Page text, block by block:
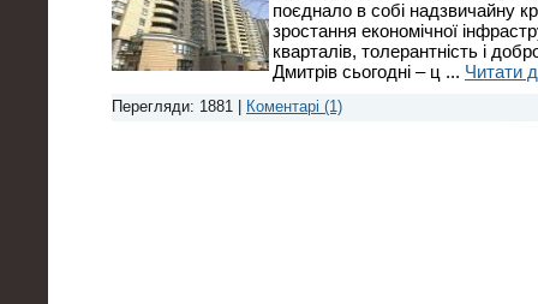
поєднало в собі надзвичайну
зростання економічної
кварталів, толерантність і
Дмитрів сьогодні – ц ... Читати
Перегляди: 1881 | Коментарі (1)